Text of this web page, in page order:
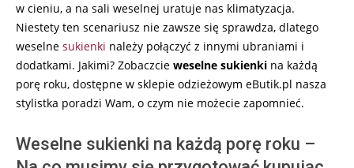
w cieniu, a na sali weselnej uratuje nas klimatyzacja.
Niestety ten scenariusz nie zawsze się sprawdza, dlatego
weselne sukienki należy połączyć z innymi ubraniami i
dodatkami. Jakimi? Zobaczcie weselne sukienki na każdą
porę roku, dostępne w sklepie odzieżowym eButik.pl nasza
stylistka poradzi Wam, o czym nie możecie zapomnieć.
Weselne sukienki na każdą porę roku –